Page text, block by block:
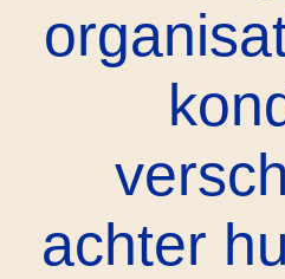
achter